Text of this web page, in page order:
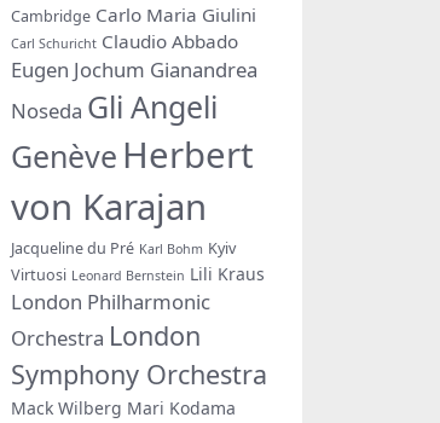
Cambridge Carlo Maria Giulini
Carl Schuricht Claudio Abbado
Eugen Jochum Gianandrea
Noseda Gli Angeli
Genève Herbert
von Karajan
Jacqueline du Pré Karl Bohm Kyiv
Virtuosi Leonard Bernstein Lili Kraus
London Philharmonic
Orchestra London
Symphony Orchestra
Mack Wilberg Mari Kodama